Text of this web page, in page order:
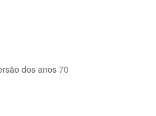
dos anos 70